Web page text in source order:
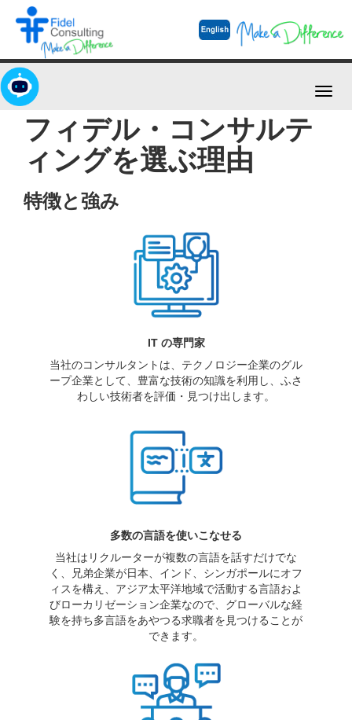
フィデル・コンサルテ
ィングを選ぶ理由
特徴と強み
IT の専門家
当社のコンサルタントは、テクノロジー企業のグル
ープ企業として、豊富な技術の知識を利用し、ふさ
わしい技術者を評価・見つけ出します。
多数の言語を使いこなせる
当社はリクルーターが複数の言語を話すだけでな
く、兄弟企業が日本、インド、シンガポールにオフ
ィスを構え、アジア太平洋地域で活動する言語およ
びローカリゼーション企業なので、グローバルな経
験を持ち多言語をあやつる求職者を見つけることが
できます。